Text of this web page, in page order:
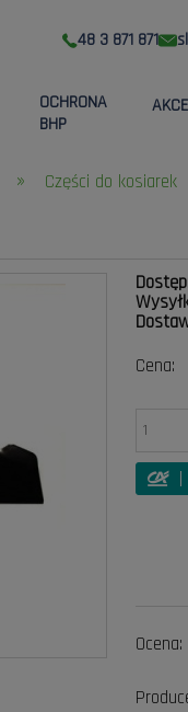
48 3 871 871
OCHRONA
BHP
» Części do kosiarek
Cena:
Ocena: